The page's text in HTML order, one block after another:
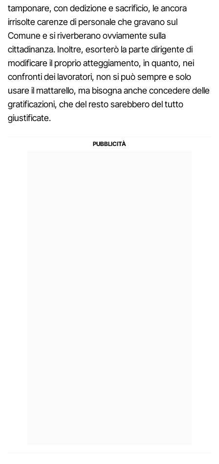
tamponare, con dedizione e sacrificio, le ancora
irrisolte carenze di personale che gravano sul
Comune e si riverberano ovviamente sulla
cittadinanza. Inoltre, esorterò la parte dirigente di
modificare il proprio atteggiamento, in quanto, nei
confronti dei lavoratori, non si può sempre e solo
usare il mattarello, ma bisogna anche concedere delle
gratificazioni, che del resto sarebbero del tutto
giustificate.